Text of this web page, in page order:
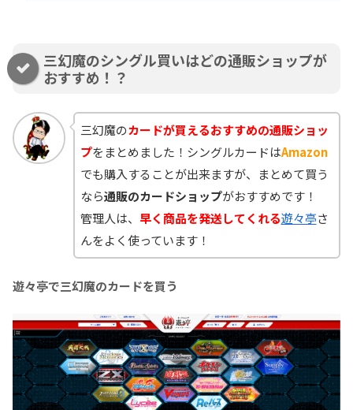
三幻魔のシングル買いはどの通販ショップが
おすすめ！？
三幻魔のカードが買えるおすすめの通販ショッ
プをまとめました！シングルカードはAmazon
でも購入することが出来ますが、まとめて買う
なら通販のカードショップがおすすめです！
管理人は、 早く商品を発送してくれる遊々亭さ
んをよく使っています！
遊々亭で三幻魔のカードを買う